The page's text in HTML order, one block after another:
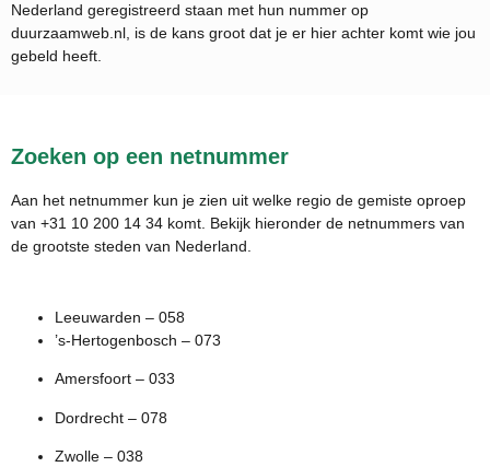
Nederland geregistreerd staan met hun nummer op
duurzaamweb.nl, is de kans groot dat je er hier achter komt wie jou
gebeld heeft.
Zoeken op een netnummer
Aan het netnummer kun je zien uit welke regio de gemiste oproep
van +31 10 200 14 34 komt. Bekijk hieronder de netnummers van
de grootste steden van Nederland.
Leeuwarden – 058
’s-Hertogenbosch – 073
Amersfoort – 033
Dordrecht – 078
Zwolle – 038